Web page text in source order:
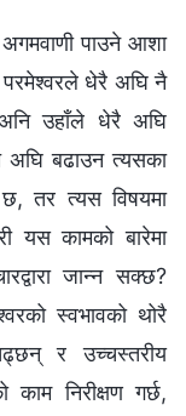
अगमवाणी पाउने आशा
परमेश्‍वरले धेरै अघि नै
अनि उहाँले धेरै अघि
अघि बढाउन त्यसका
छ, तर त्यस विषयमा
यस कामको बारेमा
जान्न सक्छ?
स्वभावको थोरै
र उच्‍चस्तरीय
निरीक्षण गर्छ,